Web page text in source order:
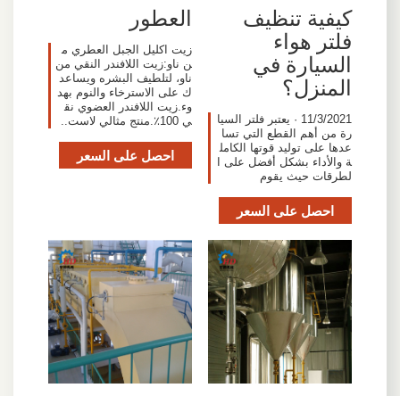
كيفية تنظيف
فلتر هواء
السيارة في
المنزل؟
11/3/2021 · يعتبر فلتر السيا
رة من أهم القطع التي تسا
عدها على توليد قوتها الكامل
ة والأداء بشكل أفضل على ا
لطرقات حيث يقوم
احصل على السعر
العطور
زيت اكليل الجبل العطري م
ن ناو:زيت اللافندر النقي من
ناو، لتلطيف البشره ويساعد
ك على الاسترخاء والنوم بهد
وء.زيت اللافندر العضوي نق
ي 100٪.منتج مثالي لاست..
احصل على السعر